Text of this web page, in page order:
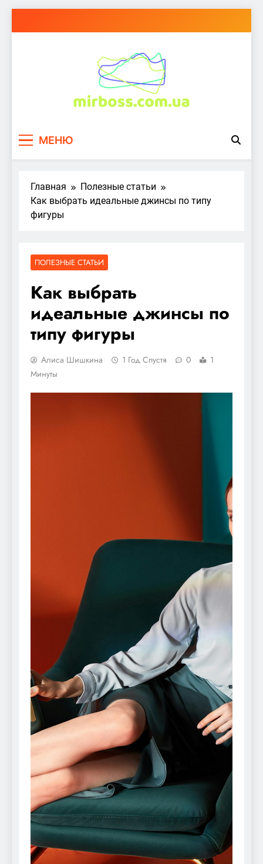
МЕНЮ
Главная
Полезные статьи
Как выбрать идеальные джинсы по типу
фигуры
ПОЛЕЗНЫЕ СТАТЬИ
Как выбрать
идеальные джинсы по
типу фигуры
Алиса Шишкина 1 Год Спустя 0
1
Минуты